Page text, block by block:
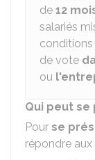
de 12
salariés
de vote
ou
Qui peut
Pour se
répondre aux